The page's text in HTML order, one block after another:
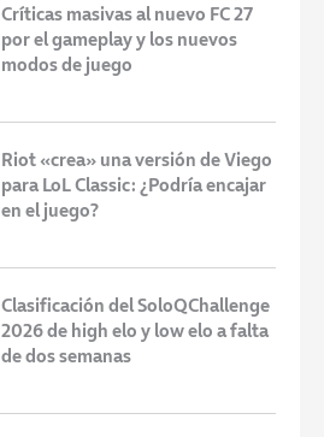
Críticas masivas al nuevo FC 27
por el gameplay y los nuevos
modos de juego
Riot «crea» una versión de Viego
para LoL Classic: ¿Podría encajar
en el juego?
Clasificación del SoloQChallenge
2026 de high elo y low elo a falta
de dos semanas